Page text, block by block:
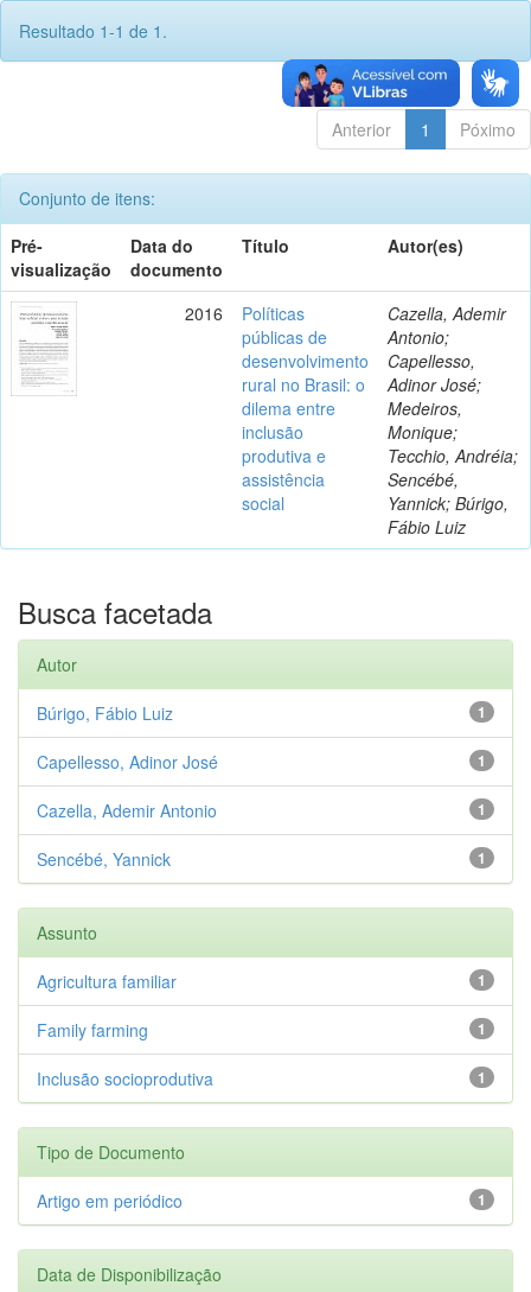
Resultado 1-1 de 1.
Anterior 1 Póximo
Conjunto de itens:
Pré-
visualização
Data do
documento
Título Autor(es)
2016
Políticas
públicas de
desenvolvimento
rural no Brasil: o
dilema entre
inclusão
produtiva e
assistência
social
Cazella, Ademir
Antonio;
Capellesso,
Adinor José;
Medeiros,
Monique;
Tecchio, Andréia;
Sencébé,
Yannick; Búrigo,
Fábio Luiz
Busca facetada
Autor
1
Búrigo, Fábio Luiz
1
Capellesso, Adinor José
1
Cazella, Ademir Antonio
1
Sencébé, Yannick
Assunto
1
Agricultura familiar
1
Family farming
1
Inclusão socioprodutiva
Tipo de Documento
1
Artigo em periódico
Data de Disponibilização